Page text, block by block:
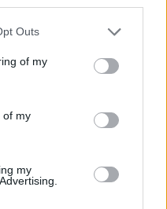
uses one or more Google
You may click to
its third-party tags to
in below Google
Outs
of my
of my
my
de sus